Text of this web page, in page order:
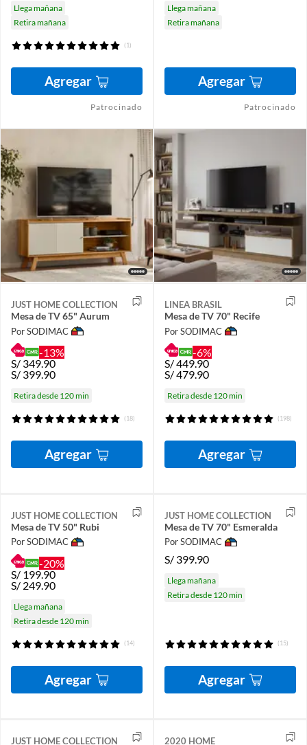
Llega mañana
Retira mañana
(1)
Agregar
Patrocinado
Llega mañana
Retira mañana
Agregar
Patrocinado
JUST HOME COLLECTION
Mesa de TV 65" Aurum
Por SODIMAC
-13%
S/ 349.90
S/ 399.90
Retira desde 120 min
(18)
Agregar
LINEA BRASIL
Mesa de TV 70" Recife
Por SODIMAC
-6%
S/449.90
S/479.90
Retira desde 120 min
(198)
Agregar
JUST HOME COLLECTION
Mesa de TV 50" Rubi
Por SODIMAC
-20%
S/ 199.90
S/ 249.90
Llega mañana
Retira desde 120 min
(14)
Agregar
JUST HOME COLLECTION
Mesa de TV 70" Esmeralda
Por SODIMAC
S/ 399.90
Llega mañana
Retira desde 120 min
(15)
Agregar
JUST HOME COLLECTION 2020 HOME